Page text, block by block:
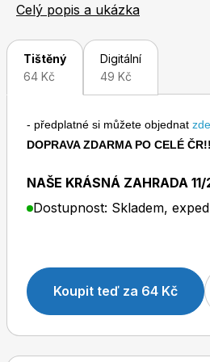
pěstování ovoce, zeleniny,
Celý popis a ukázka
Tištěný
64 Kč
Digitální
49 Kč
- předplatné si můžete objednat zde
DOPRAVA ZDARMA PO CELÉ
NAŠE KRÁSNÁ ZAHRADA
Dostupnost: Skladem,
Koupit teď za 64 Kč